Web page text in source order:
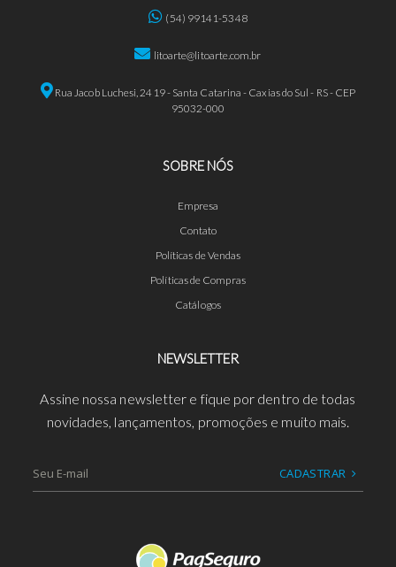
(54) 99141-5348
litoarte@litoarte.com.br
Rua Jacob Luchesi, 2419 - Santa Catarina - Caxias do Sul - RS - CEP
95032-000
SOBRE NÓS
Empresa
Contato
Políticas de Vendas
Políticas de Compras
Catálogos
NEWSLETTER
Assine nossa newsletter e fique por dentro de todas
novidades, lançamentos, promoções e muito mais.
CADASTRAR